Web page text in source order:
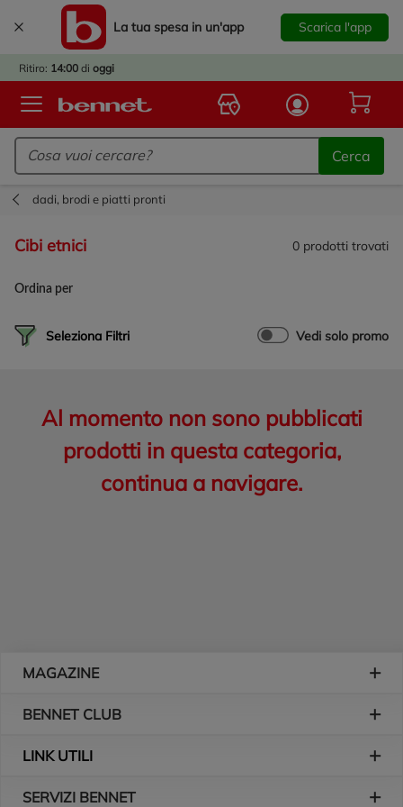
La tua spesa in un'app Scarica l'app
Ritiro: 14:00 di oggi
Logo Bennet - Torna alla homepage
Cerca
IL
dadi, brodi e piatti pronti
cibi etnici 0 prodotti trovati
Seleziona Filtri Vedi solo promo
Ordina per
Al momento non sono pubblicati
prodotti in questa categoria,
continua a navigare.
MAGAZINE
BENNET CLUB
LINK UTILI
SERVIZI BENNET